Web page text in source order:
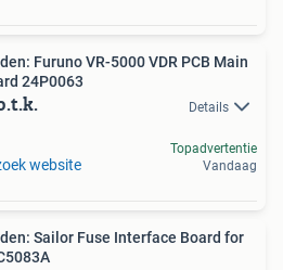
Furuno VR-5000 VDR PCB Main
24P0063
Details
website
Topadvertentie
Vandaag
Sailor Fuse Interface Board for